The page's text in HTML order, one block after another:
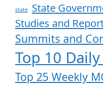
state
State
Studies and
Summits and
Top 10
Top 25 Weekly